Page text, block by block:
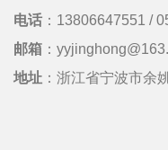
电话 ：13806647551 /
邮箱 ：
地址 ：浙江省宁波市余